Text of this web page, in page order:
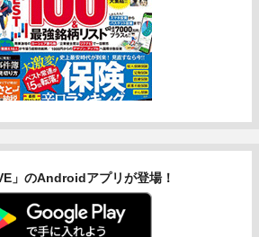
」のAndroidアプリが登場！